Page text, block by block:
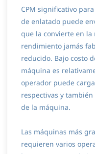
CPM significativo
de enlatado puede
que la convierte en
rendimiento jamás
reducido. Bajo costo
máquina es
operador puede
respectivas y
de la máquina.
Las máquinas más
requieren varios